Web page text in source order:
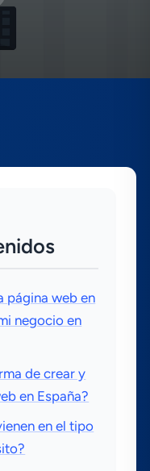
página web en
negocio en
de crear y
en España?
en el tipo